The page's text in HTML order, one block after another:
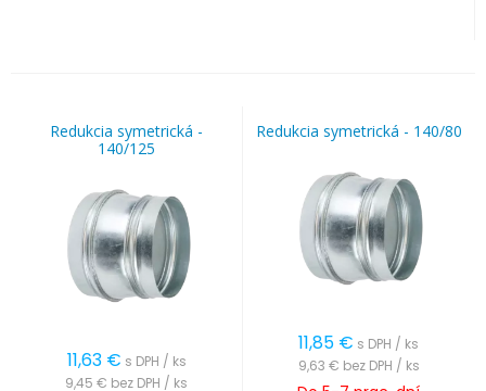
Redukcia symetrická -
140/125
11,63 € s DPH / ks
9,45 € bez DPH / ks
Redukcia symetrická - 140/80
11,85 € s DPH / ks
9,63 € bez DPH / ks